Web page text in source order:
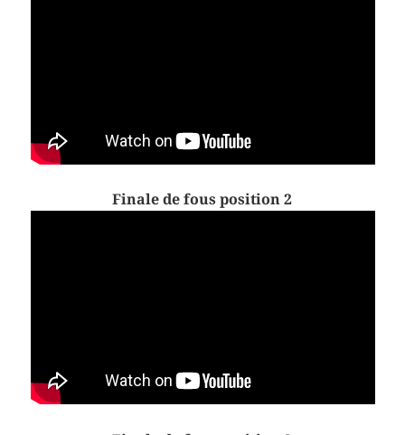
Finale de fous position 2